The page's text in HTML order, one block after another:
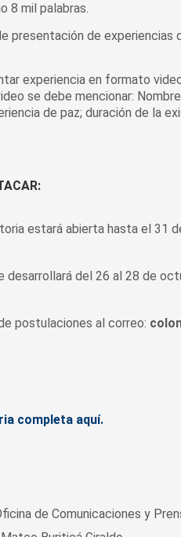
8 mil palabras.
presentación de experiencias
experiencia en formato
se debe mencionar:
de paz; duración de la
estará abierta hasta el 31
desarrollará del 26 al 28 de
postulaciones al correo:
completa aquí.
de Comunicaciones y